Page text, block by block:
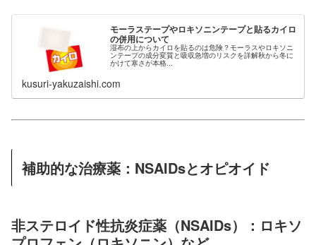
モーラステープやロキソニンテープと貼るカイロ
の併用について
湿布の上からカイロを貼るのは危険？モーラスやロキソニ
ンテープの成分変質と吸収急増のリスクを詳解秋から冬に
かけて寒さが本格...
kusuri-yakuzaishi.com
補助的な治療薬：NSAIDsとオピオイド
非ステロイド性抗炎症薬（NSAIDs）：ロキソ